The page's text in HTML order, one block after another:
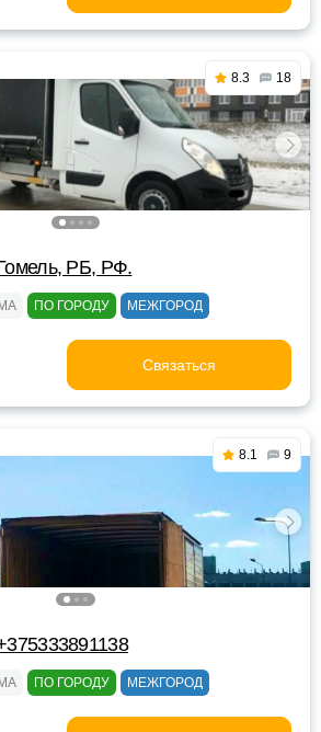
8.3 18
РБ, РФ.
ПО ГОРОДУ МЕЖГОРОД
Связаться
8.1 9
ПО ГОРОДУ МЕЖГОРОД